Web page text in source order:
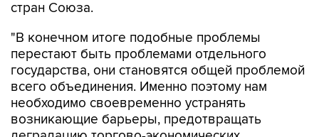
стран Союза.
"В конечном итоге подобные проблемы
перестают быть проблемами отдельного
государства, они становятся общей проблемой
всего объединения. Именно поэтому нам
необходимо своевременно устранять
возникающие барьеры, предотвращать